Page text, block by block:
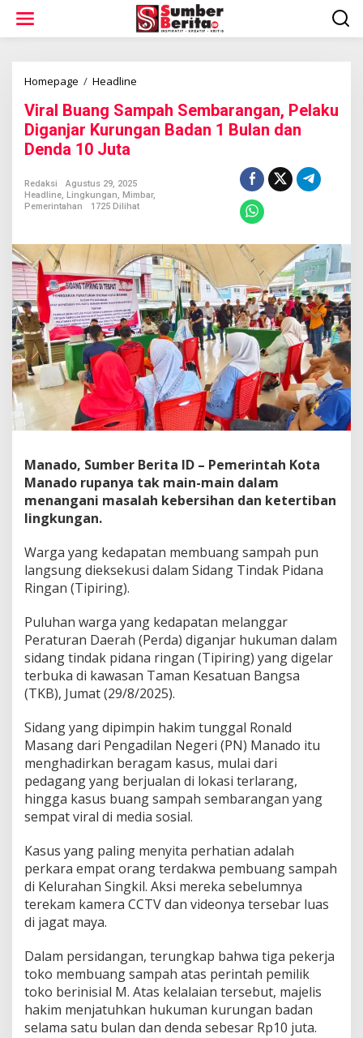
w
Homepage / Headline
r
a
l
n
g
a
m
p
a
h
S
e
m
b
a
r
a
n
g
n
,
P
e
k
D
a
n
a
r
K
r
u
n
g
a
n
B
a
a
n
1
B
u
n
d
a
n
D
e
Viral Buang Sampah Sembarangan, Pelaku
Diganjar Kurungan Badan 1 Bulan dan
Denda 10 Juta
Redaksi
Agustus 29, 2025
Headline, Lingkungan, Mimbar,
Pemerintahan
1725 Dilihat
Manado, Sumber Berita ID – Pemerintah Kota
Manado rupanya tak main-main dalam
menangani masalah kebersihan dan ketertiban
lingkungan.
Warga yang kedapatan membuang sampah pun
langsung dieksekusi dalam Sidang Tindak Pidana
Ringan (Tipiring).
Puluhan warga yang kedapatan melanggar
Peraturan Daerah (Perda) diganjar hukuman dalam
sidang tindak pidana ringan (Tipiring) yang digelar
terbuka di kawasan Taman Kesatuan Bangsa
(TKB), Jumat (29/8/2025).
Sidang yang dipimpin hakim tunggal Ronald
Masang dari Pengadilan Negeri (PN) Manado itu
menghadirkan beragam kasus, mulai dari
pedagang yang berjualan di lokasi terlarang,
hingga kasus buang sampah sembarangan yang
sempat viral di media sosial.
Kasus yang paling menyita perhatian adalah
perkara empat orang terdakwa pembuang sampah
di Kelurahan Singkil. Aksi mereka sebelumnya
terekam kamera CCTV dan videonya tersebar luas
di jagat maya.
Dalam persidangan, terungkap bahwa tiga pekerja
toko membuang sampah atas perintah pemilik
toko berinisial M. Atas kelalaian tersebut, majelis
hakim menjatuhkan hukuman kurungan badan
selama satu bulan dan denda sebesar Rp10 juta.